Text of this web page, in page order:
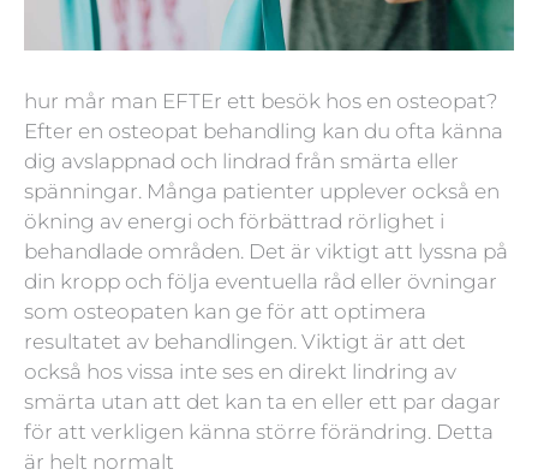
hur mår man EFTEr ett besök hos en osteopat?
Efter en osteopat behandling kan du ofta känna
dig avslappnad och lindrad från smärta eller
spänningar. Många patienter upplever också en
ökning av energi och förbättrad rörlighet i
behandlade områden. Det är viktigt att lyssna på
din kropp och följa eventuella råd eller övningar
som osteopaten kan ge för att optimera
resultatet av behandlingen. Viktigt är att det
också hos vissa inte ses en direkt lindring av
smärta utan att det kan ta en eller ett par dagar
för att verkligen känna större förändring. Detta
är helt normalt